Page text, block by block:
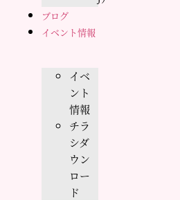
ブログ
イベント情報
イベ
ント
情報
チラ
シダ
ウン
ロー
ド